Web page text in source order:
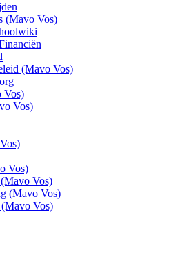
(Mavo Vos)
(Mavo Vos)
Vos)
Vos)
Vos)
Vos)
(Mavo Vos)
(Mavo Vos)